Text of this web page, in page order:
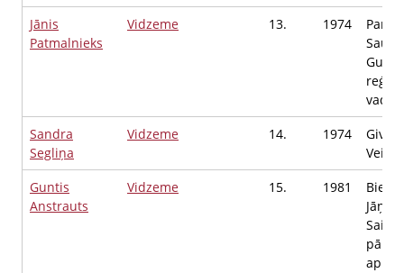
Jānis
Patmalnieks
Vidzeme 13. 1974
Saule
Sandra
Segliņa
Vidzeme 14. 1974
Given
Guntis
Anstrauts
Vidzeme 15. 1981
Jāņa